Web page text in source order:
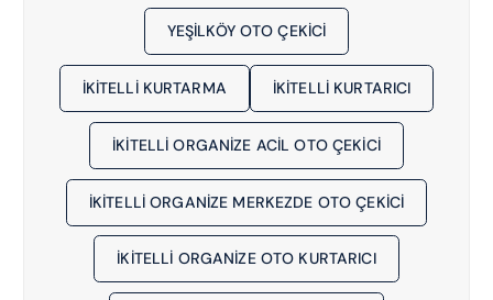
YEŞILKÖY OTO ÇEKICI
İKITELLI KURTARMA İKITELLI KURTARICI
İKİTELLİ ORGANİZE ACIL OTO ÇEKICI
İKİTELLİ ORGANİZE MERKEZDE OTO ÇEKICI
İKİTELLİ ORGANİZE OTO KURTARICI